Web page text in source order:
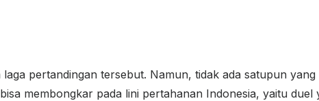
pertandingan tersebut. Namun, tidak ada satupun
membongkar pada lini pertahanan Indonesia, yaitu